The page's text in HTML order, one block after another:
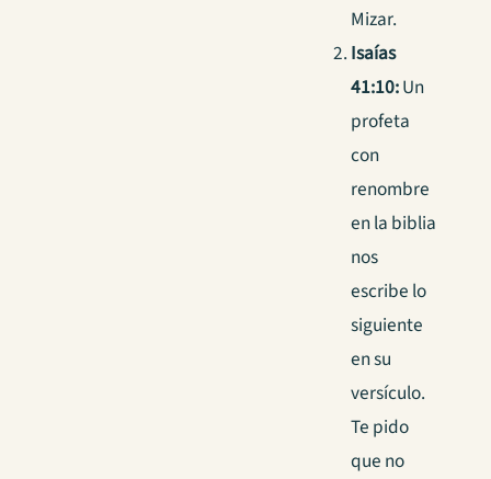
Mizar.
Isaías
41:10:Un
profeta
con
renombre
en la biblia
nos
escribe lo
siguiente
en su
versículo.
Te pido
que no